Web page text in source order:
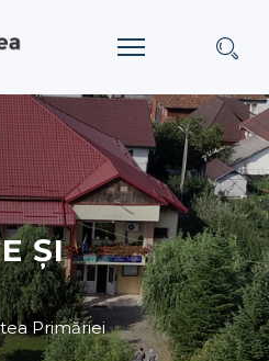
ȘI
Primăriei